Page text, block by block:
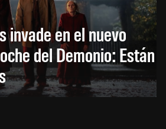
invade en el nuevo
del Demonio: Están